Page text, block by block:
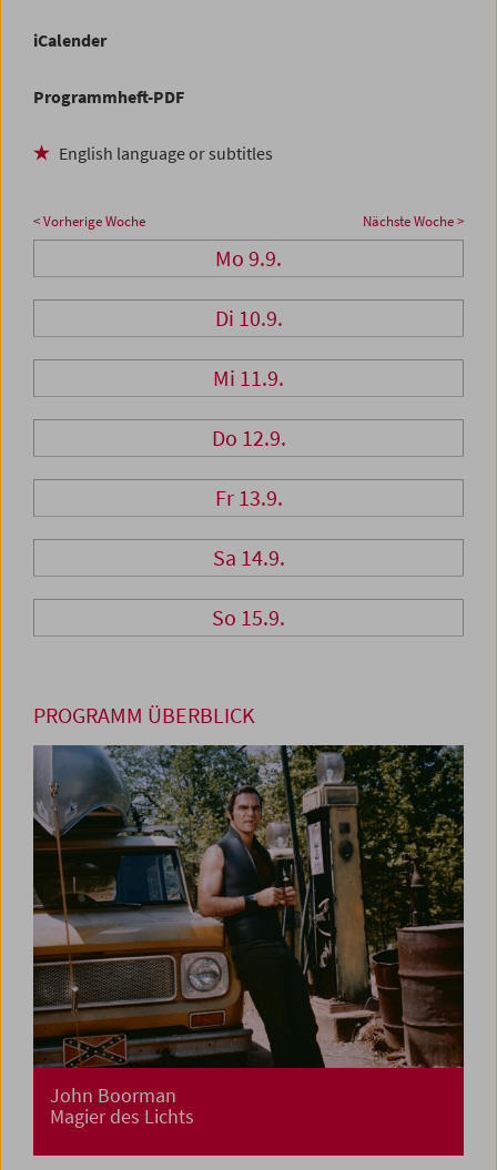
iCalender
Programmheft-PDF
English language or subtitles
< Vorherige Woche Nächste Woche >
Mo 9.9.
Di 10.9.
Mi 11.9.
Do 12.9.
Fr 13.9.
Sa 14.9.
So 15.9.
PROGRAMM ÜBERBLICK
John Boorman
Magier des Lichts